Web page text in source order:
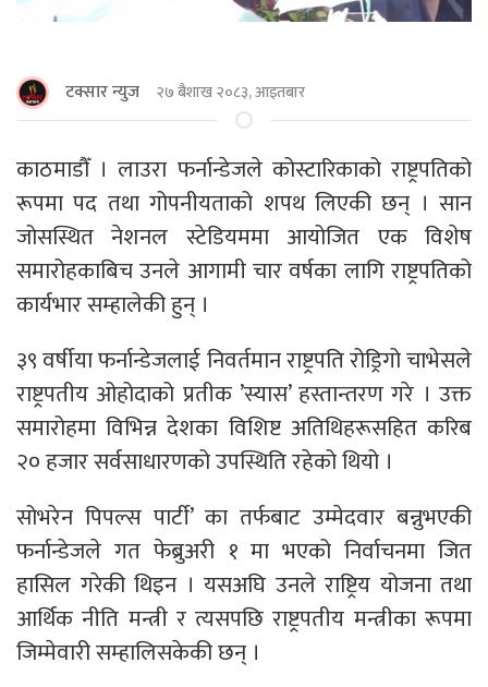
टक्सार न्युज २७ बैशाख २०८३, आइतबार
काठमाडौँ । लाउरा फर्नान्डेजले कोस्टारिकाको राष्ट्रपतिको
रूपमा पद तथा गोपनीयताको शपथ लिएकी छन् । सान
जोसस्थित नेशनल स्टेडियममा आयोजित एक विशेष
समारोहकाबिच उनले आगामी चार वर्षका लागि राष्ट्रपतिको
कार्यभार सम्हालेकी हुन् ।
३९ वर्षीया फर्नान्डेजलाई निवर्तमान राष्ट्रपति रोड्रिगो चाभेसले
राष्ट्रपतीय ओहोदाको प्रतीक ’स्यास’ हस्तान्तरण गरे । उक्त
समारोहमा विभिन्न देशका विशिष्ट अतिथिहरूसहित करिब
२० हजार सर्वसाधारणको उपस्थिति रहेको थियो ।
सोभरेन पिपल्स पार्टी’ का तर्फबाट उम्मेदवार बन्नुभएकी
फर्नान्डेजले गत फेब्रुअरी १ मा भएको निर्वाचनमा जित
हासिल गरेकी थिइन । यसअघि उनले राष्ट्रिय योजना तथा
आर्थिक नीति मन्त्री र त्यसपछि राष्ट्रपतीय मन्त्रीका रूपमा
जिम्मेवारी सम्हालिसकेकी छन् ।